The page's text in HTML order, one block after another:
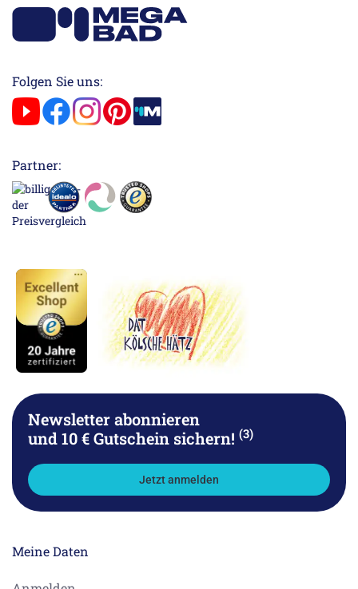
Folgen Sie uns:
Partner:
Newsletter abonnieren
und 10 € Gutschein sichern! (3)
Jetzt anmelden
Meine Daten